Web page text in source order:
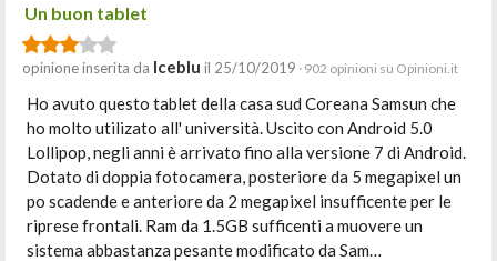
Un buon tablet
opinione inserita da Iceblu il 25/10/2019 · 902 opinioni su Opinioni.it
Ho avuto questo tablet della casa sud Coreana Samsun che
ho molto utilizato all' università. Uscito con Android 5.0
Lollipop, negli anni è arrivato fino alla versione 7 di Android.
Dotato di doppia fotocamera, posteriore da 5 megapixel un
po scadende e anteriore da 2 megapixel insufficente per le
riprese frontali. Ram da 1.5GB sufficenti a muovere un
sistema abbastanza pesante modificato da Sam…